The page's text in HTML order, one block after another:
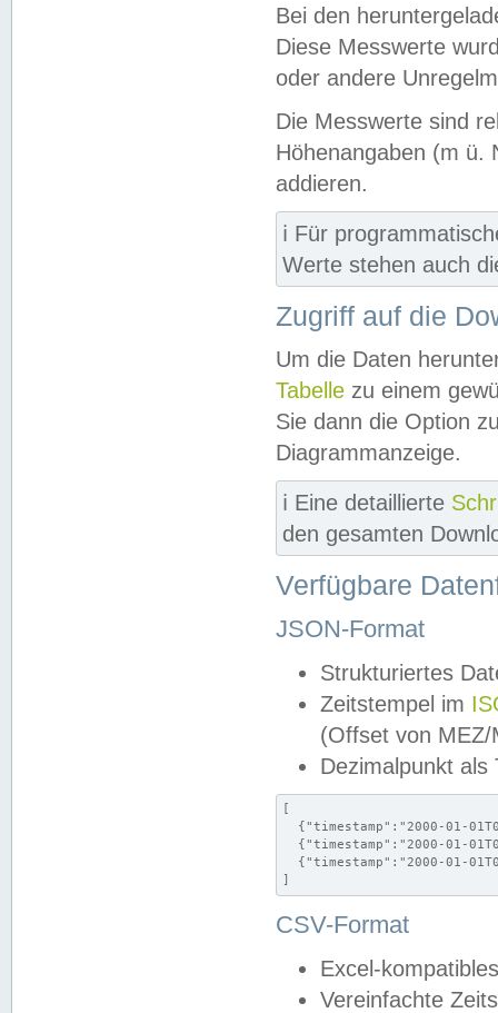
Bei den
Diese Messwerte
oder andere
Die Messwerte sind
Höhenangaben (m ü.
addieren.
ℹ️ Für
Werte stehen auch
Zugriff auf die
Um die Daten
Tabelle zu einem
Sie dann die Option
Diagrammanzeige.
ℹ️ Eine detaillierte
den gesamten
Verfügbare
JSON-Format
Strukturiertes
Zeitstempel im
(Offset von MEZ/
Dezimalpunkt als
[
{"timestamp":"2000-01-
{"timestamp":"2000-01-
{"timestamp":"2000-01-
]
CSV-Format
Excel-
Vereinfachte